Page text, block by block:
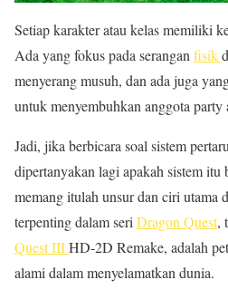
Setiap karakter atau kelas memiliki
Ada yang fokus pada serangan fisik
menyerang musuh, dan ada juga
untuk menyembuhkan anggota
Jadi, jika berbicara soal sistem
dipertanyakan lagi apakah sistem itu
memang itulah unsur dan ciri utama
terpenting dalam seri Dragon Quest,
Quest IIIHD-2D Remake, adalah
alami dalam menyelamatkan dunia.